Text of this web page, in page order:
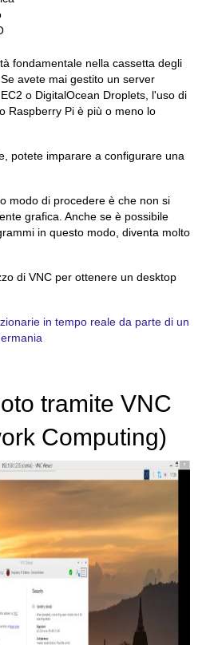
fondamentale nella cassetta degli
avete mai gestito un server
o DigitalOcean Droplets, l'uso di
Raspberry Pi è più o meno lo
potete imparare a configurare una
modo di procedere è che non si
grafica. Anche se è possibile
in questo modo, diventa molto
di VNC per ottenere un desktop
in tempo reale da parte di un
tramite VNC
Computing)